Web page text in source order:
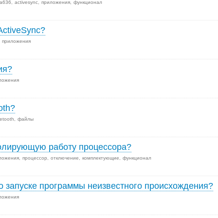
activesync приложения функционал
приложения
файлы
работу процессора?
процессор отключение комплектующие функционал
программы неизвестного происхождения?